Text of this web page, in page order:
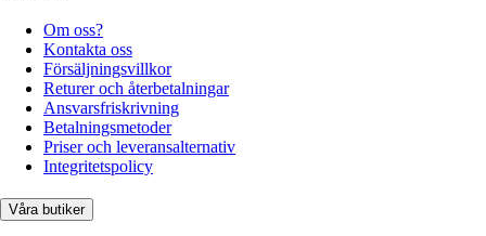
Om oss?
Kontakta oss
Försäljningsvillkor
Returer och återbetalningar
Ansvarsfriskrivning
Betalningsmetoder
Priser och leveransalternativ
Integritetspolicy
Våra butiker